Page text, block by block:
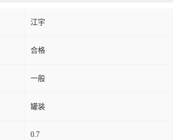
江宇
合格
一般
罐装
0.7